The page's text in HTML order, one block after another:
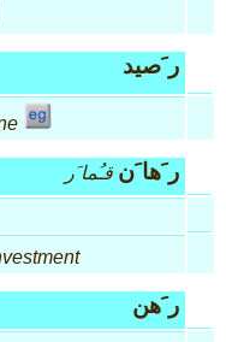
ر َصيد
ر َها َن قـُما َر
ر َهن